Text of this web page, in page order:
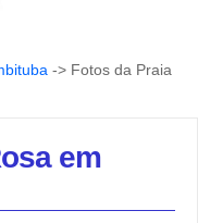
-> Fotos da Praia
em